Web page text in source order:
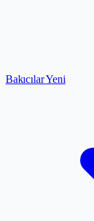
BakıcılarYeni